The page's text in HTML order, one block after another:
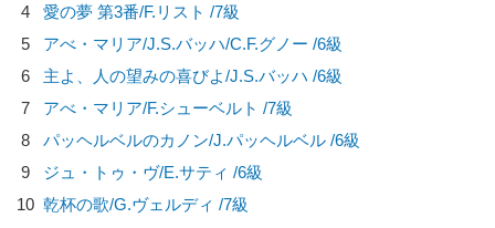
4
愛の夢 第3番/F.リスト /7級
5
アべ・マリア/J.S.バッハ/C.F.グノー /6級
6
主よ、人の望みの喜びよ/J.S.バッハ /6級
7
アべ・マリア/F.シューベルト /7級
8
パッヘルベルのカノン/J.パッヘルベル /6級
9
ジュ・トゥ・ヴ/E.サティ /6級
10 乾杯の歌/G.ヴェルディ /7級